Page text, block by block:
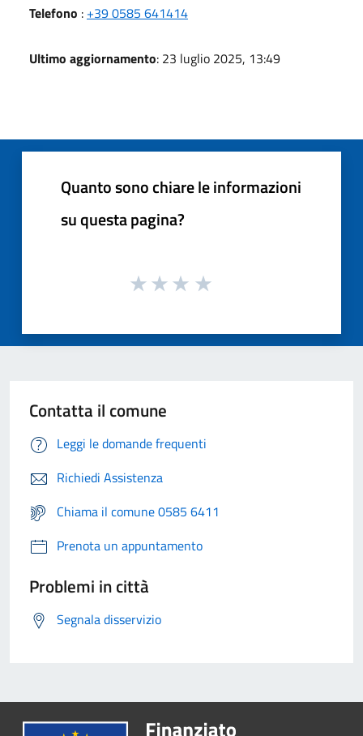
Telefono : +39 0585 641414
Ultimo aggiornamento: 23 luglio 2025, 13:49
Quanto sono chiare le informazioni
su questa pagina?
Contatta il comune
Leggi le domande frequenti
Richiedi Assistenza
Chiama il comune 0585 6411
Prenota un appuntamento
Problemi in città
Segnala disservizio